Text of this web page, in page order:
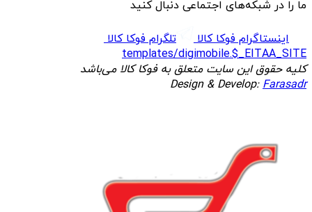
ما را در شبکه‌های اجتماعی دنبال کنید
اینستاگرام فوکا کالا
تلگرام فوکا کالا
templates/digimobile.$_EITAA_SITE
کلیه حقوق این سایت متعلق به فوکا کالا می‌باشد
Design & Develop:Farasadr